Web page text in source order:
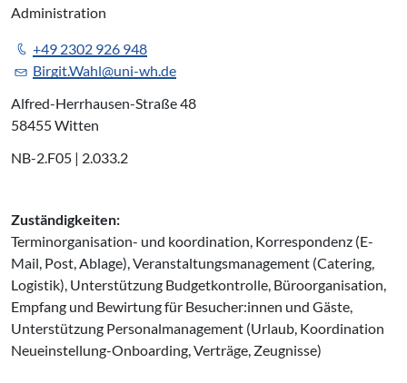
Administration
+49 2302 926 948
Birgit.Wahl@uni-wh.de
Alfred-Herrhausen-Straße 48
58455 Witten
NB-2.F05 | 2.033.2
Zuständigkeiten:
Terminorganisation- und koordination, Korrespondenz (E-
Mail, Post, Ablage), Veranstaltungsmanagement (Catering,
Logistik), Unterstützung Budgetkontrolle, Büroorganisation,
Empfang und Bewirtung für Besucher:innen und Gäste,
Unterstützung Personalmanagement (Urlaub, Koordination
Neueinstellung-Onboarding, Verträge, Zeugnisse)